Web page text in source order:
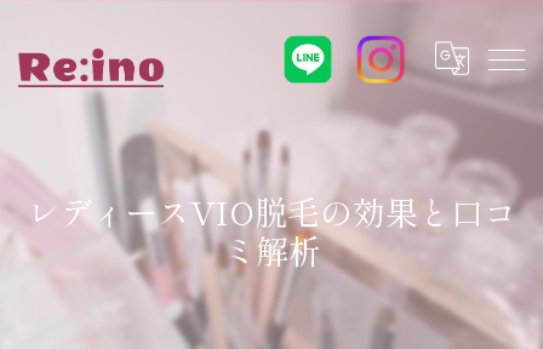
レディースVIO脱毛の効果と口コ
ミ解析